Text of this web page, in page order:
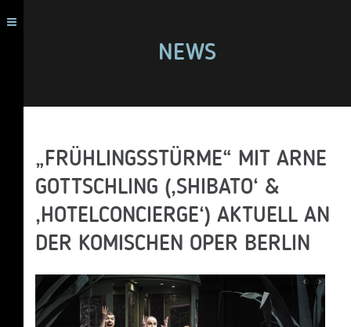
NEWS
„FRÜHLINGSSTÜRME“ MIT ARNE
GOTTSCHLING (‚SHIBATO‘ &
‚HOTELCONCIERGE‘) AKTUELL AN
DER KOMISCHEN OPER BERLIN